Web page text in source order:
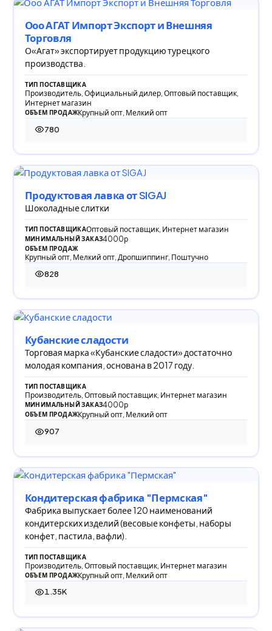
Ооо АГАТ Импорт Экспорт и Внешняя
Торговля
О«Агат» экспортирует продукцию турецкого
производства.
ТИП ПОСТАВЩИКА
Производитель, Официальный дилер, Оптовый поставщик,
Интернет магазин
ОБЪЕМ ПРОДАЖКрупный опт, Мелкий опт
780
780 просмотров
Продуктовая лавка от SIGAJ
Шоколадные слитки
ТИП ПОСТАВЩИКАОптовый поставщик, Интернет магазин
МИНИМАЛЬНЫЙ ЗАКАЗ4000р
ОБЪЕМ ПРОДАЖ
Крупный опт, Мелкий опт, Дропшиппинг, Поштучно
828
828 просмотров
Кубанские сладости
Торговая марка «Кубанские сладости» достаточно
молодая компания, основана в 2017 году.
ТИП ПОСТАВЩИКА
Производитель, Оптовый поставщик, Интернет магазин
МИНИМАЛЬНЫЙ ЗАКАЗ4000р
ОБЪЕМ ПРОДАЖКрупный опт, Мелкий опт
907
907 просмотров
Кондитерская фабрика "Пермская"
Фабрика выпускает более 120 наименований
кондитерских изделий (весовые конфеты, наборы
конфет, пастила, вафли).
ТИП ПОСТАВЩИКА
Производитель, Оптовый поставщик, Интернет магазин
ОБЪЕМ ПРОДАЖКрупный опт, Мелкий опт
1.35K
1 349 просмотров